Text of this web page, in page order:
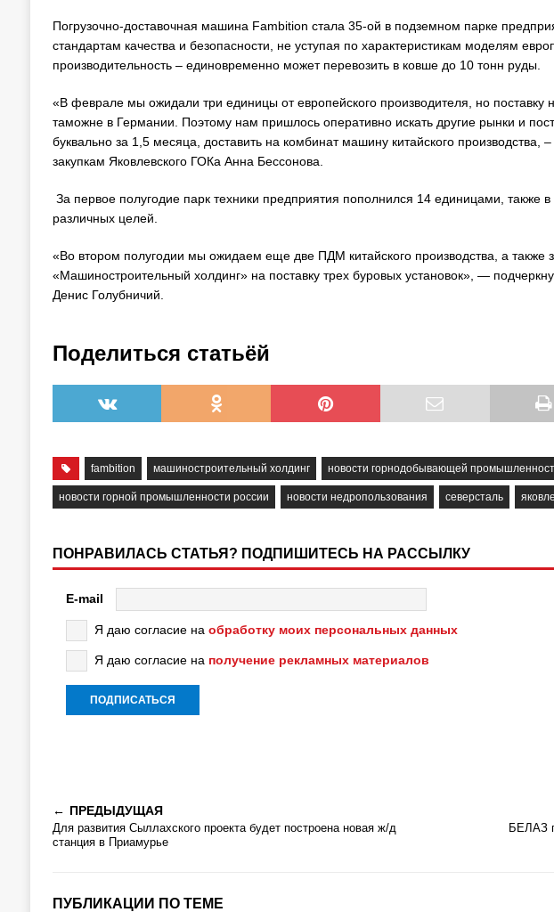
Погрузочно-доставочная машина Fambition стала 35-ой в подземном парке
стандартам качества и безопасности, не уступая по характеристикам моделям
производительность – единовременно может перевозить в ковше до 10 тонн руды.
«В феврале мы ожидали три единицы от европейского производителя, но
таможне в Германии. Поэтому нам пришлось оперативно искать другие рынки и
буквально за 1,5 месяца, доставить на комбинат машину китайского производства,
закупкам Яковлевского ГОКа Анна Бессонова.
За первое полугодие парк техники предприятия пополнился 14 единицами, также в
различных целей.
«Во втором полугодии мы ожидаем еще две ПДМ китайского производства, а также
«Машиностроительный холдинг» на поставку трех буровых установок», —
Денис Голубничий.
Поделиться статьёй
fambition машиностроительный холдинг новости горнодобывающей
новости горной промышленности россии новости недропользования северсталь
ПОНРАВИЛАСЬ СТАТЬЯ? ПОДПИШИТЕСЬ НА РАССЫЛКУ
E-mail
Я даю согласие на обработку моих персональных данных
Я даю согласие на получение рекламных материалов
ПРЕДЫДУЩАЯ
Для развития Сыллахского проекта будет построена новая ж/д
станция в Приамурье
БЕЛАЗ
ПУБЛИКАЦИИ ПО ТЕМЕ